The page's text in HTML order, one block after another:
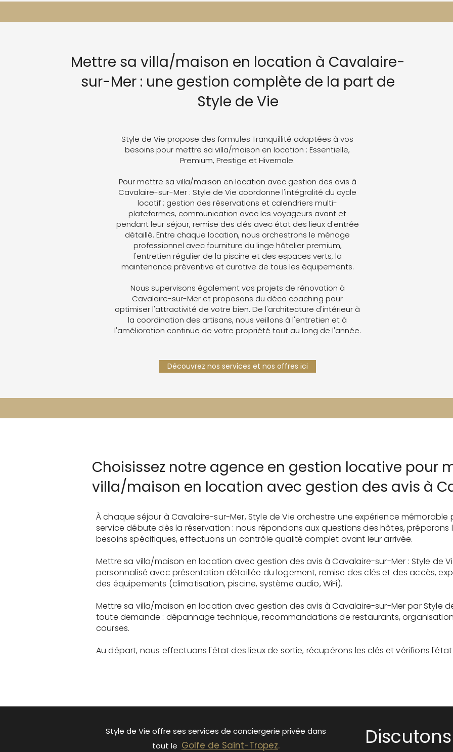
Mettre sa villa/maison en location à Cavalaire-
sur-Mer : une gestion complète de la part de
Style de Vie
Style de Vie propose des formules Tranquillité adaptées à vos
besoins pour mettre sa villa/maison en location : Essentielle,
Premium, Prestige et Hivernale.
Pour mettre sa villa/maison en location avec gestion des avis à
Cavalaire-sur-Mer : Style de Vie coordonne l'intégralité du cycle
locatif : gestion des réservations et calendriers multi-
plateformes, communication avec les voyageurs avant et
pendant leur séjour, remise des clés avec état des lieux d'entrée
détaillé. Entre chaque location, nous orchestrons le ménage
professionnel avec fourniture du linge hôtelier premium,
l'entretien régulier de la piscine et des espaces verts, la
maintenance préventive et curative de tous les équipements.
Nous supervisons également vos projets de rénovation à
Cavalaire-sur-Mer et proposons du déco coaching pour
optimiser l'attractivité de votre bien. De l'architecture d'intérieur à
la coordination des artisans, nous veillons à l'entretien et à
l'amélioration continue de votre propriété tout au long de l'année.
Découvrez nos services et nos offres ici
Choisissez notre agence en gestion locative pour
villa/maison en location avec gestion des avis à
À chaque séjour à Cavalaire-sur-Mer, Style de Vie orchestre une expérience mémorable
service débute dès la réservation : nous répondons aux questions des hôtes, préparons
besoins spécifiques, effectuons un contrôle qualité complet avant leur arrivée.
Mettre sa villa/maison en location avec gestion des avis à Cavalaire-sur-Mer : Style de
personnalisé avec présentation détaillée du logement, remise des clés et des accès,
des équipements (climatisation, piscine, système audio, WiFi).
Mettre sa villa/maison en location avec gestion des avis à Cavalaire-sur-Mer par Style
toute demande : dépannage technique, recommandations de restaurants,
courses.
Au départ, nous effectuons l'état des lieux de sortie, récupérons les clés et vérifions
Style de Vie offre ses services de conciergerie privée dans
tout le Golfe de Saint-Tropez.